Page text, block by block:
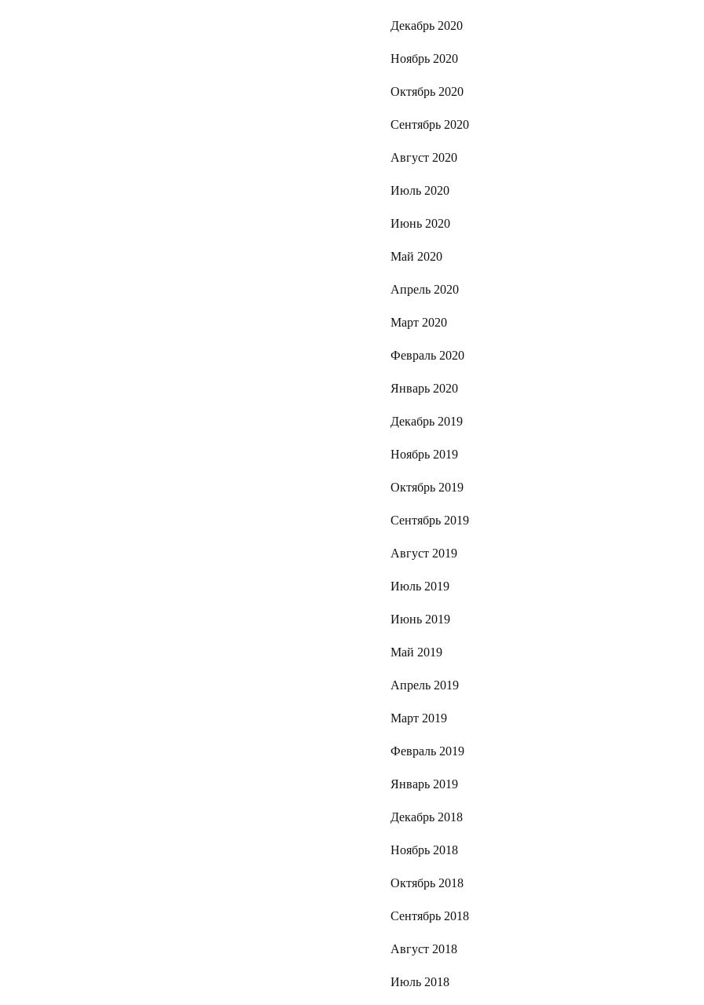
Декабрь 2020
Ноябрь 2020
Октябрь 2020
Сентябрь 2020
Август 2020
Июль 2020
Июнь 2020
Май 2020
Апрель 2020
Март 2020
Февраль 2020
Январь 2020
Декабрь 2019
Ноябрь 2019
Октябрь 2019
Сентябрь 2019
Август 2019
Июль 2019
Июнь 2019
Май 2019
Апрель 2019
Март 2019
Февраль 2019
Январь 2019
Декабрь 2018
Ноябрь 2018
Октябрь 2018
Сентябрь 2018
Август 2018
Июль 2018